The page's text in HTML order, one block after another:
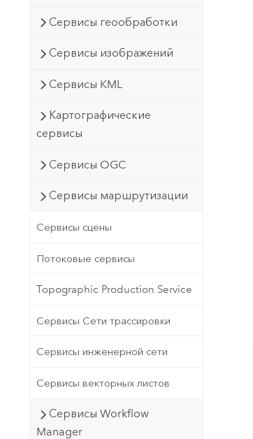
Сервисы геообработки
Сервисы изображений
Сервисы KML
Картографические
сервисы
Сервисы OGC
Сервисы маршрутизации
Сервисы сцены
Потоковые сервисы
Topographic Production Service
Сервисы Сети трассировки
Сервисы инженерной сети
Сервисы векторных листов
Сервисы Workflow
Manager